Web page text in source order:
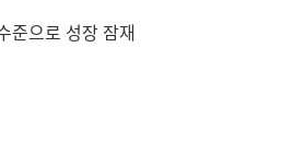
준으로 성장 잠재